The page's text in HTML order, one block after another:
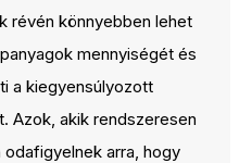
révén könnyebben lehet
mennyiségét és
a kiegyensúlyozott
Azok, akik rendszeresen
arra, hogy